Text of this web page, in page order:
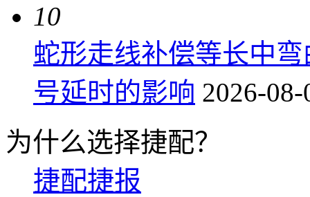
10
蛇形走线补偿等长中
号延时的影响 2026-
为什么选择捷配？
捷配捷报